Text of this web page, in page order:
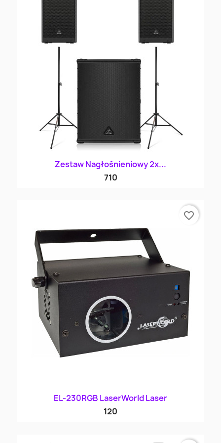
Zestaw Nagłośnieniowy 2x...
710
EL-230RGB LaserWorld Laser
120
favorite_border